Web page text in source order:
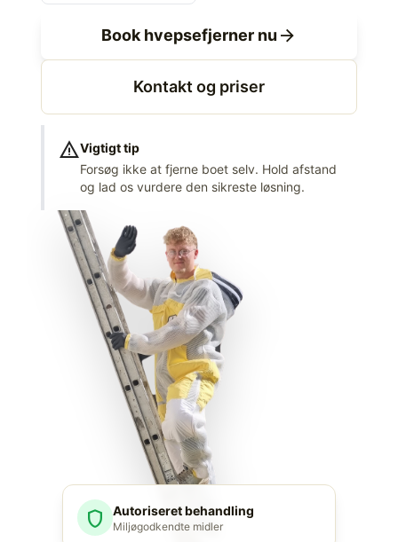
Book hvepsefjerner nu arrow_forward
Kontakt og priser
warningVigtigt tip
Forsøg ikke at fjerne boet selv. Hold afstand
og lad os vurdere den sikreste løsning.
shield Autoriseret behandling
Miljøgodkendte midler